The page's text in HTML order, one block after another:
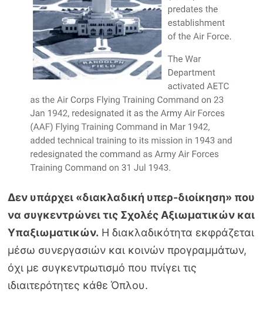
Δεν υπάρχει «διακλαδική υπερ-διοίκηση» που
να συγκεντρώνει τις Σχολές Αξιωματικών και
Υπαξιωματικών. Η διακλαδικότητα εκφράζεται
μέσω συνεργασιών και κοινών προγραμμάτων,
όχι με συγκεντρωτισμό που πνίγει τις
ιδιαιτερότητες κάθε Όπλου.